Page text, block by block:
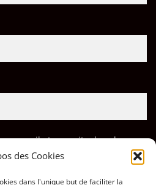
des Cookies
dans l'unique but de faciliter la
e-mail et mon site dans le
commentaire.